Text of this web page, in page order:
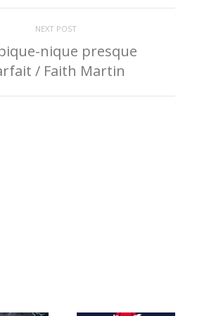
NEXT POST
nique presque
/ Faith Martin